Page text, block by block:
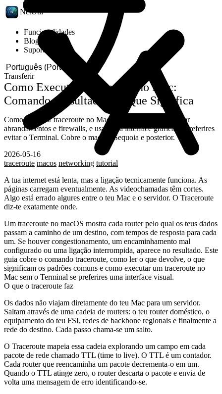
NetUtil
Funcionalidades
Blog
Suporte
Transferir
Como Executar Traceroute no Mac:
Comando, Resultado e O Que Significa
Como executar traceroute no Mac, ler cada salto, identificar
abrandamentos e firewalls, e usar uma interface gráfica se preferires
evitar o Terminal. Cobre o macOS Sequoia e posterior.
2026-05-16
traceroute macos networking tutorial
A tua internet está lenta, mas a ligação tecnicamente funciona. As
páginas carregam eventualmente. As videochamadas têm cortes.
Algo está errado algures entre o teu Mac e o servidor. O Traceroute
diz-te exatamente onde.
Um traceroute no macOS mostra cada router pelo qual os teus dados
passam a caminho de um destino, com tempos de resposta para cada
um. Se houver congestionamento, um encaminhamento mal
configurado ou uma ligação interrompida, aparece no resultado. Este
guia cobre o comando traceroute, como ler o que devolve, o que
significam os padrões comuns e como executar um traceroute no
Mac sem o Terminal se preferires uma interface visual.
O que o traceroute faz
Os dados não viajam diretamente do teu Mac para um servidor.
Saltam através de uma cadeia de routers: o teu router doméstico, o
equipamento do teu FSI, redes de backbone regionais e finalmente a
rede do destino. Cada passo chama-se um salto.
O Traceroute mapeia essa cadeia explorando um campo em cada
pacote de rede chamado TTL (time to live). O TTL é um contador.
Cada router que reencaminha um pacote decrementa-o em um.
Quando o TTL atinge zero, o router descarta o pacote e envia de
volta uma mensagem de erro identificando-se.